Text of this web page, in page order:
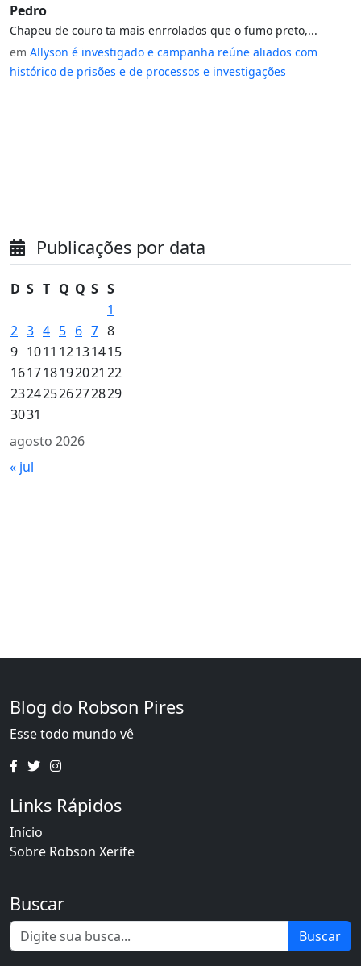
Pedro
Chapeu de couro ta mais enrrolados que o fumo preto,...
em Allyson é investigado e campanha reúne aliados com
histórico de prisões e de processos e investigações
Publicações por data
agosto 2026
D S T Q Q S S
1
2 3 4 5 6 7 8
9 1011 12131415
161718192021 22
23242526272829
3031
« jul
Blog do Robson Pires
Esse todo mundo vê
Links Rápidos
Início
Sobre Robson Xerife
Buscar
Buscar